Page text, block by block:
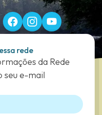
rede
da Rede
seu e-mail